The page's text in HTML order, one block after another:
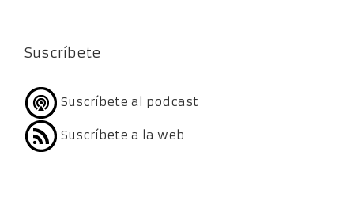
Suscríbete
Suscríbete al podcast
Suscríbete a la web